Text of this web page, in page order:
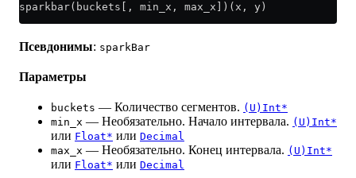
sparkbar(buckets[, min_x, max_x])(x, y)
Псевдонимы: sparkBar
Параметры
buckets — Количество сегментов. (U)Int*
min_x — Необязательно. Начало интервала. (U)Int*
или Float* или Decimal
max_x — Необязательно. Конец интервала. (U)Int*
или Float* или Decimal